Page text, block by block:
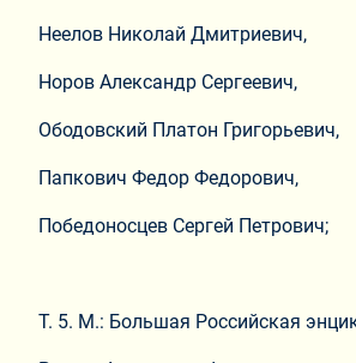
Неелов Николай Дмитриевич,
Норов Александр Сергеевич,
Ободовский Платон Григорьевич,
Папкович Федор Федорович,
Победоносцев Сергей Петрович;
Т. 5. М.: Большая Российская